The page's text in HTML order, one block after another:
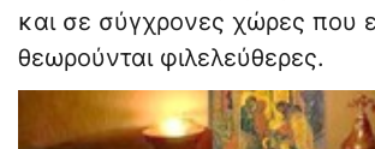
και σε σύγχρονες χώρες που
θεωρούνται φιλελεύθερες.